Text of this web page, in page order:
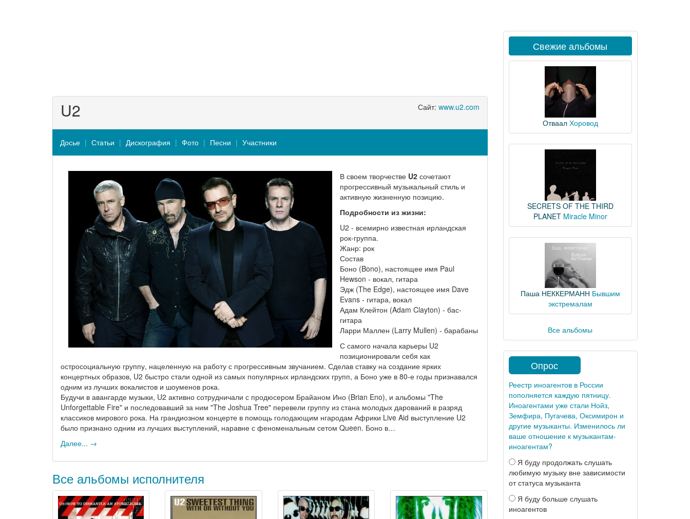
Сайт: www.u2.com
U2
Досье Статьи Дискография Фото Песни Участники
В своем творчестве U2сочетают
прогрессивный музыкальный стиль и
активную жизненную позицию.
Подробности из жизни:
U2 - всемирно известная ирландская
рок-группа.
Жанр: рок
Состав
Боно (Bono), настоящее имя Paul
Hewson - вокал, гитара
Эдж (The Edge), настоящее имя Dave
Evans - гитара, вокал
Адам Клейтон (Adam Clayton) - бас-
гитара
Ларри Маллен (Larry Mullen) - барабаны
С самого начала карьеры U2
позиционировали себя как
остросоциальную группу, нацеленную на работу с прогрессивным звучанием. Сделав ставку на создание ярких
концертных образов, U2 быстро стали одной из самых популярных ирландских групп, а Боно уже в 80-е годы признавался
одним из лучших вокалистов и шоуменов рока.
Будучи в авангарде музыки, U2 активно сотрудничали с продюсером Брайаном Ино (Brian Eno), и альбомы "The
Unforgettable Fire" и последовавший за ним "The Joshua Tree" перевели группу из стана молодых дарований в разряд
классиков мирового рока. На грандиозном концерте в помощь голодающим нгародам Африки Live Aid выступление U2
было признано одним из лучших выступлений, наравне с феноменальным сетом Queen. Боно в…
Далее... →
Все альбомы исполнителя
Свежие альбомы
Отваал Хоровод
SECRETS OF THE THIRD
PLANET Miracle Minor
Паша НЕККЕРМАНН Бывшим
экстремалам
Все альбомы
Опрос
Реестр иноагентов в России
пополняется каждую пятницу.
Иноагентами уже стали Нойз,
Земфира, Пугачева, Оксимирон и
другие музыканты. Изменилось ли
ваше отношение к музыкантам-
иноагентам?
Я буду продолжать слушать
любимую музыку вне зависимости
от статуса музыканта
Я буду больше слушать
иноагентов